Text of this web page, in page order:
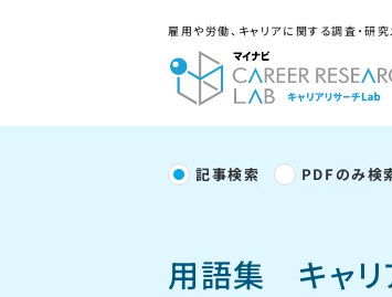
雇用や労働、キャリアに関する調査・研究
記事検索 PDFのみ検
用語集 キャ